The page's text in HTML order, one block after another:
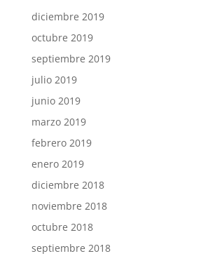
diciembre 2019
octubre 2019
septiembre 2019
julio 2019
junio 2019
marzo 2019
febrero 2019
enero 2019
diciembre 2018
noviembre 2018
octubre 2018
septiembre 2018